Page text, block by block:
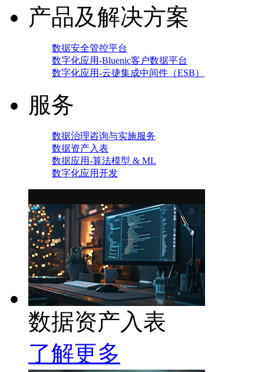
产品及解决方案
数据安全管控平台
数字化应用-Bluenic客户数据平台
数字化应用-云捷集成中间件（ESB）
服务
数据治理咨询与实施服务
数据资产入表
数据应用-算法模型 & ML
数字化应用开发
数据资产入表
了解更多